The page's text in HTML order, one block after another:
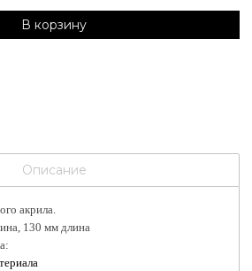
В корзину
Описание
акрила.
130 мм длина